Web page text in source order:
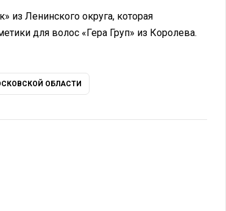
из Ленинского округа, которая
для волос «Гера Груп» из Королева.
ОБЛАСТИ